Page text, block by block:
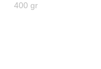
400 gr